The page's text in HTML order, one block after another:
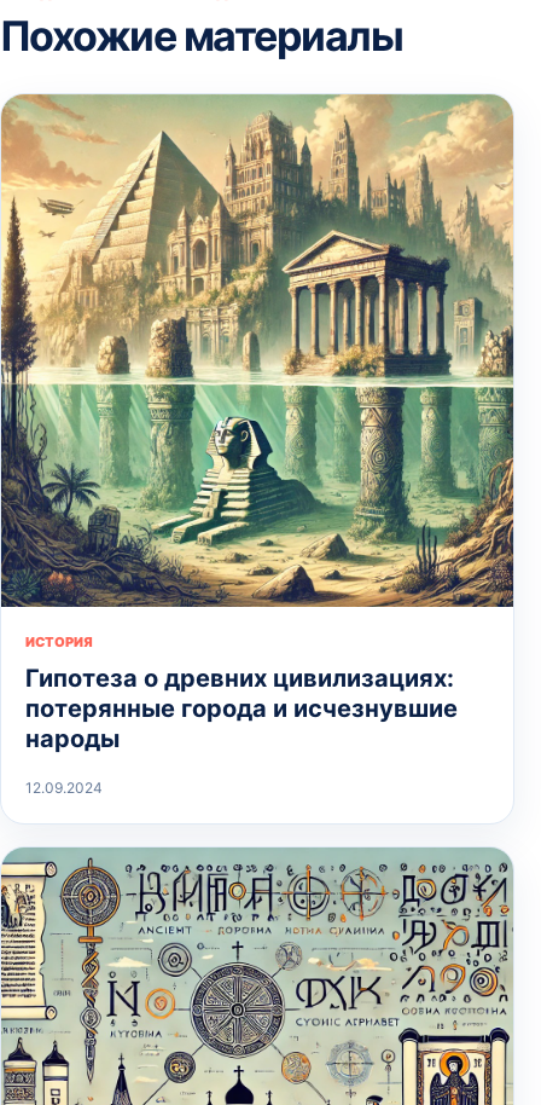
Похожие материалы
ИСТОРИЯ
Гипотеза о древних цивилизациях:
потерянные города и исчезнувшие
народы
12.09.2024